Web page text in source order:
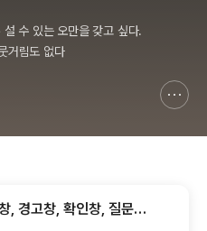
수 있는 오만을 갖고 싶다.
거림도 없다
, 경고창, 확인창, 질문창